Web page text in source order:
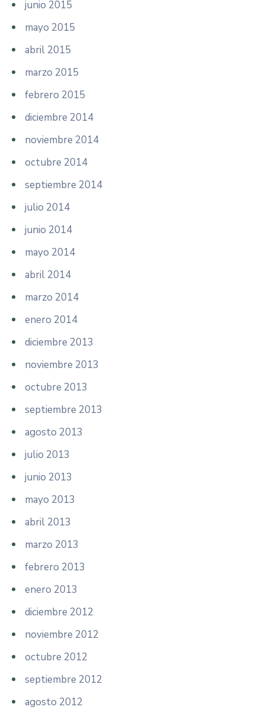
junio 2015
mayo 2015
abril 2015
marzo 2015
febrero 2015
diciembre 2014
noviembre 2014
octubre 2014
septiembre 2014
julio 2014
junio 2014
mayo 2014
abril 2014
marzo 2014
enero 2014
diciembre 2013
noviembre 2013
octubre 2013
septiembre 2013
agosto 2013
julio 2013
junio 2013
mayo 2013
abril 2013
marzo 2013
febrero 2013
enero 2013
diciembre 2012
noviembre 2012
octubre 2012
septiembre 2012
agosto 2012